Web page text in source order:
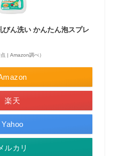
ん洗い かんたん泡スプレ
| Amazon調べ）
楽天
Yahoo
ルカリ